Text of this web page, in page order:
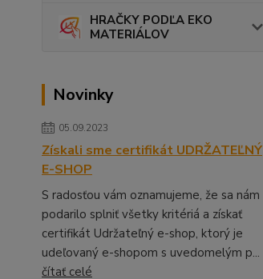
HRAČKY PODĽA EKO
MATERIÁLOV
Novinky
05.09.2023
Získali sme certifikát UDRŽATEĽNÝ
E-SHOP
S radosťou vám oznamujeme, že sa nám
podarilo splniť všetky kritériá a získať
certifikát Udržateľný e-shop, ktorý je
udeľovaný e-shopom s uvedomelým p...
čítať celé